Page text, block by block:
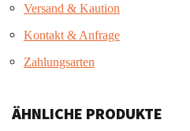
Versand & Kaution
Kontakt & Anfrage
Zahlungsarten
ÄHNLICHE PRODUKTE